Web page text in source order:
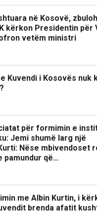
në Kosovë,
kërkon Presidentin për
vetëm ministri
Kuvendi i Kosovës nuk
për formimin e
Jemi shumë larg një
Nëse mbivendoset
pamundur që…
me Albin Kurtin, i
brenda afatit